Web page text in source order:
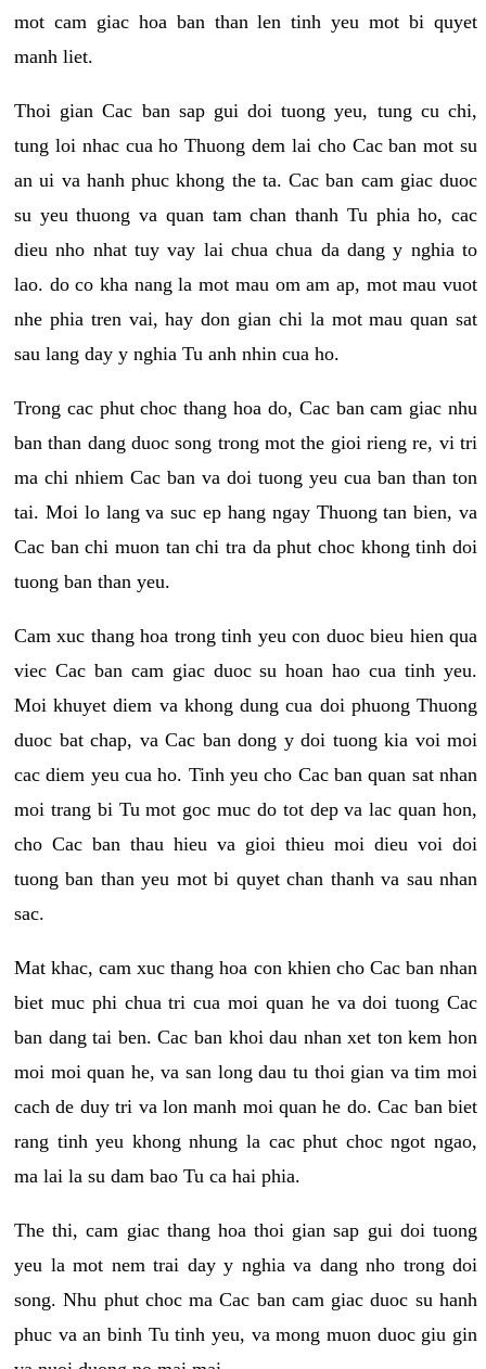
mot cam giac hoa ban than len tinh yeu mot bi quyet
manh liet.
Thoi gian Cac ban sap gui doi tuong yeu, tung cu chi,
tung loi nhac cua ho Thuong dem lai cho Cac ban mot su
an ui va hanh phuc khong the ta. Cac ban cam giac duoc
su yeu thuong va quan tam chan thanh Tu phia ho, cac
dieu nho nhat tuy vay lai chua chua da dang y nghia to
lao. do co kha nang la mot mau om am ap, mot mau vuot
nhe phia tren vai, hay don gian chi la mot mau quan sat
sau lang day y nghia Tu anh nhin cua ho.
Trong cac phut choc thang hoa do, Cac ban cam giac nhu
ban than dang duoc song trong mot the gioi rieng re, vi tri
ma chi nhiem Cac ban va doi tuong yeu cua ban than ton
tai. Moi lo lang va suc ep hang ngay Thuong tan bien, va
Cac ban chi muon tan chi tra da phut choc khong tinh doi
tuong ban than yeu.
Cam xuc thang hoa trong tinh yeu con duoc bieu hien qua
viec Cac ban cam giac duoc su hoan hao cua tinh yeu.
Moi khuyet diem va khong dung cua doi phuong Thuong
duoc bat chap, va Cac ban dong y doi tuong kia voi moi
cac diem yeu cua ho. Tinh yeu cho Cac ban quan sat nhan
moi trang bi Tu mot goc muc do tot dep va lac quan hon,
cho Cac ban thau hieu va gioi thieu moi dieu voi doi
tuong ban than yeu mot bi quyet chan thanh va sau nhan
sac.
Mat khac, cam xuc thang hoa con khien cho Cac ban nhan
biet muc phi chua tri cua moi quan he va doi tuong Cac
ban dang tai ben. Cac ban khoi dau nhan xet ton kem hon
moi moi quan he, va san long dau tu thoi gian va tim moi
cach de duy tri va lon manh moi quan he do. Cac ban biet
rang tinh yeu khong nhung la cac phut choc ngot ngao,
ma lai la su dam bao Tu ca hai phia.
The thi, cam giac thang hoa thoi gian sap gui doi tuong
yeu la mot nem trai day y nghia va dang nho trong doi
song. Nhu phut choc ma Cac ban cam giac duoc su hanh
phuc va an binh Tu tinh yeu, va mong muon duoc giu gin